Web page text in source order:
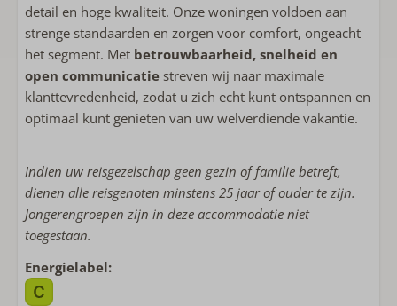
detail en hoge kwaliteit. Onze woningen voldoen aan
strenge standaarden en zorgen voor comfort, ongeacht
het segment. Met betrouwbaarheid, snelheid en
open communicatie streven wij naar maximale
klanttevredenheid, zodat u zich echt kunt ontspannen en
optimaal kunt genieten van uw welverdiende vakantie.
Indien uw reisgezelschap geen gezin of familie betreft,
dienen alle reisgenoten minstens 25 jaar of ouder te zijn.
Jongerengroepen zijn in deze accommodatie niet
toegestaan.
Energielabel: